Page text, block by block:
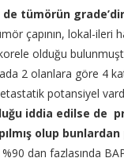
tümörün
çapının, lokal-ileri
olduğu
2 olanlara göre 4
potansiyel
iddia edilse de
olup
%90 dan fazlasında